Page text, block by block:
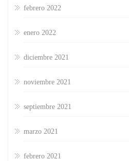
febrero 2022
enero 2022
diciembre 2021
noviembre 2021
septiembre 2021
marzo 2021
febrero 2021